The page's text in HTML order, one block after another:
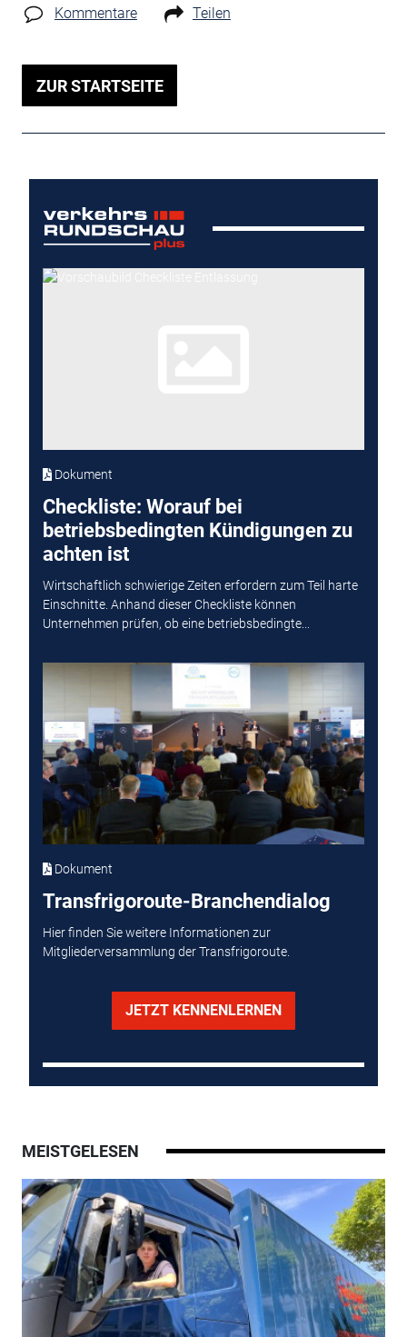
Kommentare Teilen
ZUR STARTSEITE
Dokument
Checkliste: Worauf bei
betriebsbedingten Kündigungen zu
achten ist
Wirtschaftlich schwierige Zeiten erfordern zum Teil harte
Einschnitte. Anhand dieser Checkliste können
Unternehmen prüfen, ob eine betriebsbedingte...
Dokument
Transfrigoroute-Branchendialog
Hier finden Sie weitere Informationen zur
Mitgliederversammlung der Transfrigoroute.
JETZT KENNENLERNEN
MEISTGELESEN